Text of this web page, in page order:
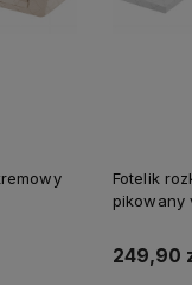
Fotelik
pikowany
249,90